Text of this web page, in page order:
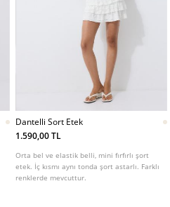
Dantelli Sort Etek
1.590,00 TL
Orta bel ve elastik belli, mini fırfırlı şort
etek. İç kısmı aynı tonda şort astarlı. Farklı
renklerde mevcuttur.